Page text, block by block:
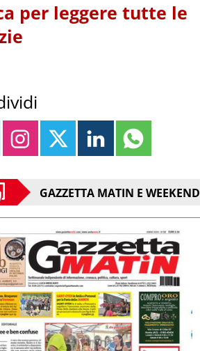
per leggere tutte le
GAZZETTA MATIN E WEEKEND